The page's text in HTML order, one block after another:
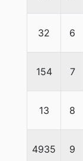
32 6
154 7
13 8
4935 9